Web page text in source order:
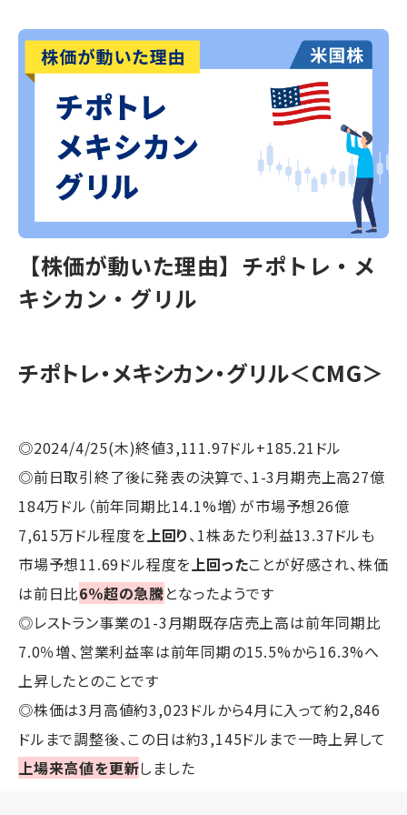
【株価が動いた理由】チポトレ・メ
キシカン・グリル
チポトレ・メキシカン・グリル＜CMG＞
◎2024/4/25(木)終値3,111.97ドル+185.21ドル
◎前日取引終了後に発表の決算で、1-3月期売上高27億
184万ドル（前年同期比14.1%増）が市場予想26億
7,615万ドル程度を 上回り、1株あたり利益13.37ドルも
市場予想11.69ドル程度を 上回ったことが好感され、株価
は前日比6％超の急騰となったようです
◎レストラン事業の1-3月期既存店売上高は前年同期比
7.0％増、営業利益率は前年同期の15.5%から16.3%へ
上昇したとのことです
◎株価は3月高値約3,023ドルから4月に入って約2,846
ドルまで調整後、この日は約3,145ドルまで一時上昇して
上場来高値を更新しました